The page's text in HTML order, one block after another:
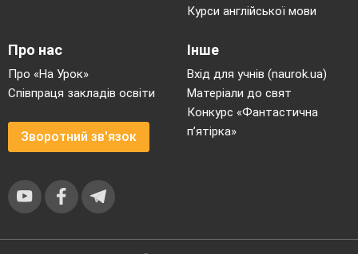
Курси англійської мови
Про нас
Про «На Урок»
Співпраця закладів освіти
Зворотний зв'язок
Інше
Вхід для учнів (naurok.ua)
Матеріали до свят
Конкурс «Фантастична
п’ятірка»